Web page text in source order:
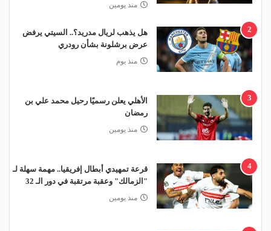
منذ يومين
2
هل يذهب لريال مدريد؟.. السيتي يرفض
عرض برشلونة بشأن رودري
منذ يوم
3
الأهلي يعلن رسميًا رحيل محمد علي بن
رمضان
منذ يومين
4
قرعة تمهيدي أبطال إفريقيا.. مهمة سهلة لـ
"الزمالك" وعقبة مرتقبة في دور الـ 32
منذ يومين